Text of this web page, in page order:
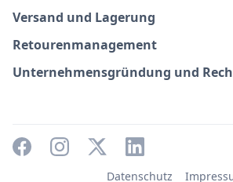
Versand und Lagerung
Retourenmanagement
Unternehmensgründung und
Datenschutz